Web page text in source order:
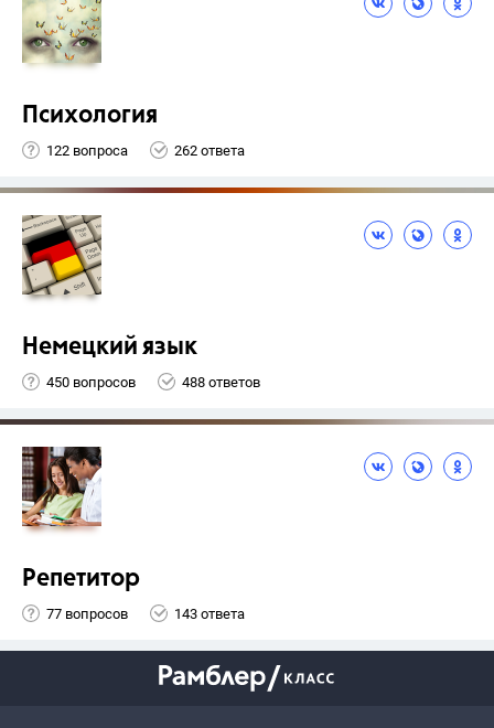
Психология
122 вопроса 262 ответа
Немецкий язык
450 вопросов 488 ответов
Репетитор
77 вопросов 143 ответа